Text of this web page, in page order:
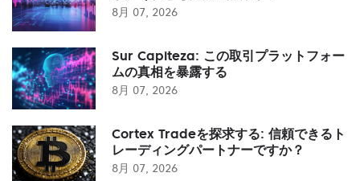
8月 07, 2026
Sur Capiteza: この取引プラットフォー
ムの真相を暴露する
8月 07, 2026
Cortex Tradeを探求する: 信頼できるト
レーディングパートナーですか？
8月 07, 2026